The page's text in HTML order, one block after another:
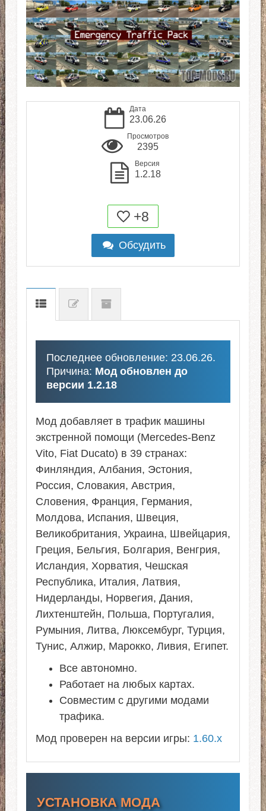
Дата
23.06.26
Просмотров
2395
Версия
1.2.18
+8
Обсудить
Последнее обновление: 23.06.26.
Причина: Мод обновлен до
версии 1.2.18
Мод добавляет в трафик машины
экстренной помощи (Mercedes-Benz
Vito, Fiat Ducato) в 39 странах:
Финляндия, Албания, Эстония,
Россия, Словакия, Австрия,
Словения, Франция, Германия,
Молдова, Испания, Швеция,
Великобритания, Украина, Швейцария,
Греция, Бельгия, Болгария, Венгрия,
Исландия, Хорватия, Чешская
Республика, Италия, Латвия,
Нидерланды, Норвегия, Дания,
Лихтенштейн, Польша, Португалия,
Румыния, Литва, Люксембург, Турция,
Тунис, Алжир, Марокко, Ливия, Египет.
Все автономно.
Работает на любых картах.
Совместим с другими модами
трафика.
Мод проверен на версии игры: 1.60.x
УСТАНОВКА МОДА